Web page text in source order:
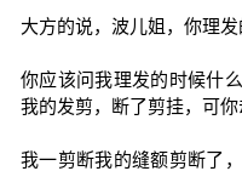
大方的说，波儿姐，你理发
你应该问我理发的时候什
我的发剪，断了剪挂，可你
我一剪断我的缝额剪断了